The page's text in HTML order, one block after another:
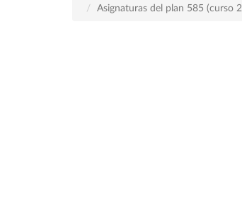
Asignaturas del plan 585 (curso